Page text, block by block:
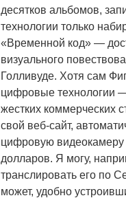
десятков альбомов,
технологии только
«Временной код» —
визуального
Голливуде. Хотя сам
цифровые технологии
жестких коммерческих
свой веб-сайт,
цифровую видеокамеру
долларов. Я могу,
транслировать его по
может, удобно